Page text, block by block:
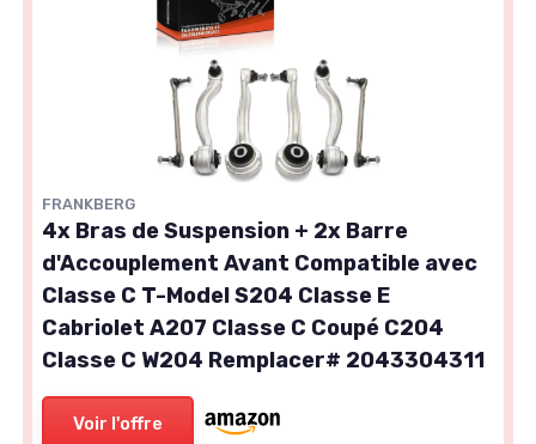
FRANKBERG
4x Bras de Suspension + 2x Barre
d'Accouplement Avant Compatible avec
Classe C T-Model S204 Classe E
Cabriolet A207 Classe C Coupé C204
Classe C W204 Remplacer# 2043304311
Voir l'offre